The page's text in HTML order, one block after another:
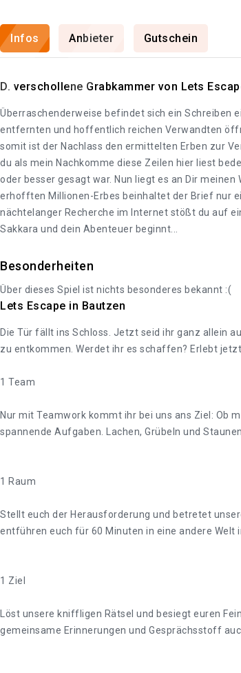
Infos Anbieter Gutschein
D. verschollene Grabkammer von Lets
Überraschenderweise befindet sich ein Schreiben
entfernten und hoffentlich reichen Verwandten
somit ist der Nachlass den ermittelten Erben zur
du als mein Nachkomme diese Zeilen hier liest
oder besser gesagt war. Nun liegt es an Dir
erhofften Millionen-Erbes beinhaltet der Brief nur
nächtelanger Recherche im Internet stößt du auf
Sakkara und dein Abenteuer beginnt...
Besonderheiten
Über dieses Spiel ist nichts besonderes bekannt :(
Lets Escape in Bautzen
Die Tür fällt ins Schloss. Jetzt seid ihr ganz allein
zu entkommen. Werdet ihr es schaffen? Erlebt
1 Team
Nur mit Teamwork kommt ihr bei uns ans Ziel: Ob
spannende Aufgaben. Lachen, Grübeln und
1 Raum
Stellt euch der Herausforderung und betretet
entführen euch für 60 Minuten in eine andere Welt
1 Ziel
Löst unsere kniffligen Rätsel und besiegt euren
gemeinsame Erinnerungen und Gesprächsstoff